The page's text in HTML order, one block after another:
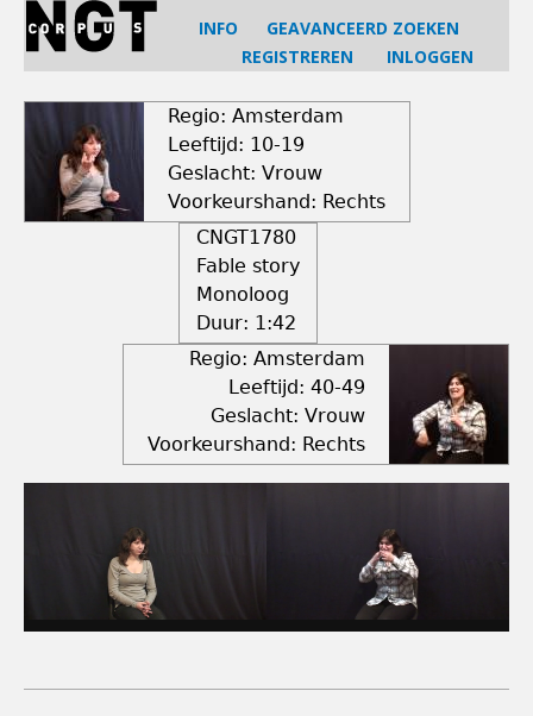
Jump
navigation
INFO
GEAVANCEERD ZOEKEN
REGISTREREN
INLOGGEN
top
Regio: Amsterdam
Leeftijd: 10-19
Geslacht: Vrouw
Voorkeurshand: Rechts
CNGT1780
Fable story
Monoloog
Duur: 1:42
Regio: Amsterdam
Leeftijd: 40-49
Geslacht: Vrouw
Voorkeurshand: Rechts